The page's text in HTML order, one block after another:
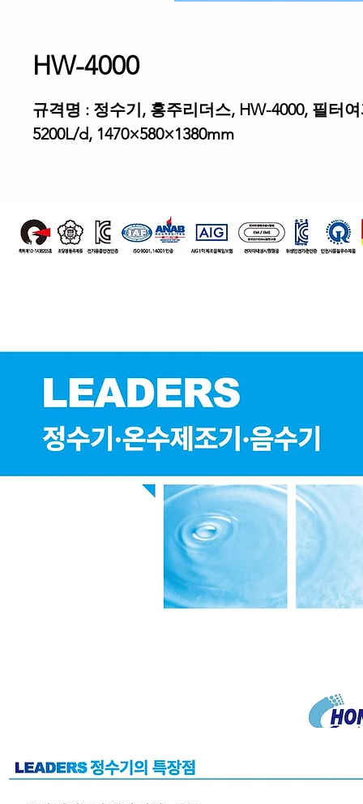
HW-4000
규격명 : 정수기, 홍주리더스, HW-4000, 필터
5200L/d, 1470×580×1380mm